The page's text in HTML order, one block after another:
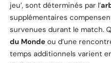
jeu’, sont déterminés par l’
supplémentaires
survenues durant le match.
du Monde ou d’une
temps additionnels varient